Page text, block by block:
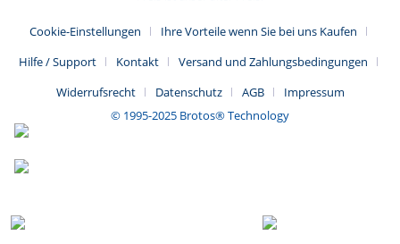
Cookie-Einstellungen
Ihre Vorteile wenn Sie bei uns Kaufen
Hilfe / Support
Kontakt
Versand und Zahlungsbedingungen
Widerrufsrecht
Datenschutz AGB
Impressum
© 1995-2025 Brotos® Technology